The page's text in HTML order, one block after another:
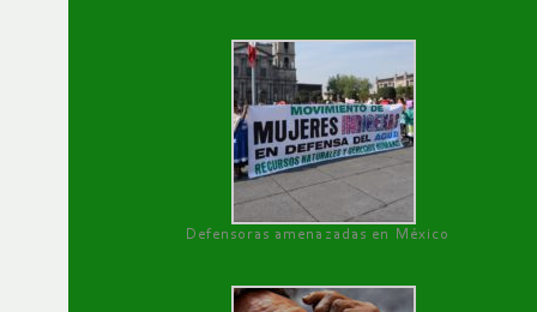
Defensoras amenazadas en México